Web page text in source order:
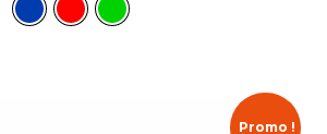
Promo !